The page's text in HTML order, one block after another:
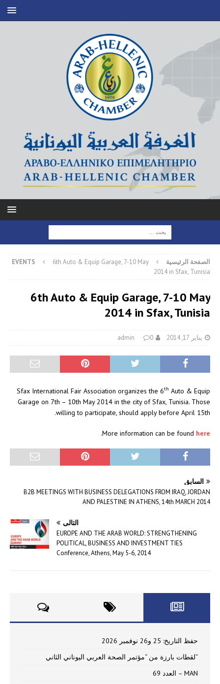
الصفحة الرئيسية EVENTS
6th Auto & Equip Garage, 7-10 May
2014 in Sfax, Tunisia
6th Auto & Equip Garage, 7-10 May
2014 in Sfax, Tunisia
يناير 17, 2014 admin 0
Sfax International Fair Association organizes the 6th Auto & Equip
Garage on 7th – 10th May 2014 in the city of Sfax, Tunisia. Those
willing to participate, should apply before April 15th.
More information can be found here
.
السابق
B2B MEETINGS WITH BUSINESS DELEGATIONS FROM IRAQ, JORDAN
AND PALESTINE IN ATHENS, 14th MARCH 2014
التالي
EUROPE AND THE ARAB WORLD: STRENGTHENING
POLITICAL, BUSINESS AND INVESTMENT TIES
Conference, Athens, May 5-6, 2014
حفظ التاريخ: 25 و26 نوفمبر 2026
“لقطات بارزة من “مؤتمر الصحة العربي اليوناني الثاني
MAN – العدد 69